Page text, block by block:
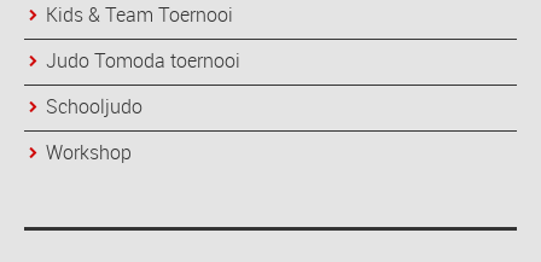
Kids & Team Toernooi
Judo Tomoda toernooi
Schooljudo
Workshop